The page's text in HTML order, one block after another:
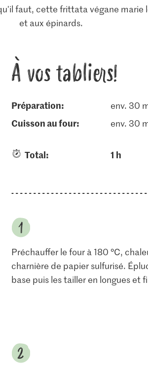
faut, cette frittata végane marie
et aux épinards.
À vos tabliers!
Préparation: env. 30
cuisson au four: env. 30
Total: 1 h
Préchauffer le four à 180 °C,
charnière de papier sulfurisé.
base puis les tailler en longues et